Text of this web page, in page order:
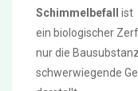
Schimmelbefall
ist
ein biologischer
nur die
schwerwiegende